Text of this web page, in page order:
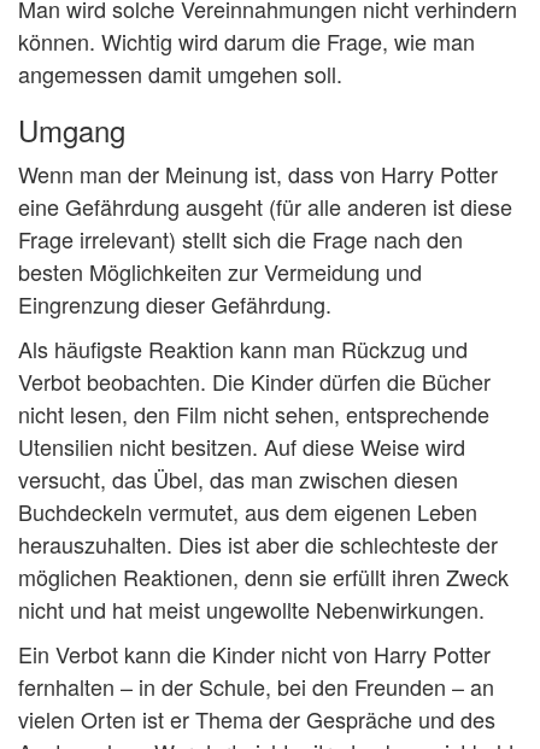
Man wird solche Vereinnahmungen nicht verhindern
können. Wichtig wird darum die Frage, wie man
angemessen damit umgehen soll.
Umgang
Wenn man der Meinung ist, dass von Harry Potter
eine Gefährdung ausgeht (für alle anderen ist diese
Frage irrelevant) stellt sich die Frage nach den
besten Möglichkeiten zur Vermeidung und
Eingrenzung dieser Gefährdung.
Als häufigste Reaktion kann man Rückzug und
Verbot beobachten. Die Kinder dürfen die Bücher
nicht lesen, den Film nicht sehen, entsprechende
Utensilien nicht besitzen. Auf diese Weise wird
versucht, das Übel, das man zwischen diesen
Buchdeckeln vermutet, aus dem eigenen Leben
herauszuhalten. Dies ist aber die schlechteste der
möglichen Reaktionen, denn sie erfüllt ihren Zweck
nicht und hat meist ungewollte Nebenwirkungen.
Ein Verbot kann die Kinder nicht von Harry Potter
fernhalten – in der Schule, bei den Freunden – an
vielen Orten ist er Thema der Gespräche und des